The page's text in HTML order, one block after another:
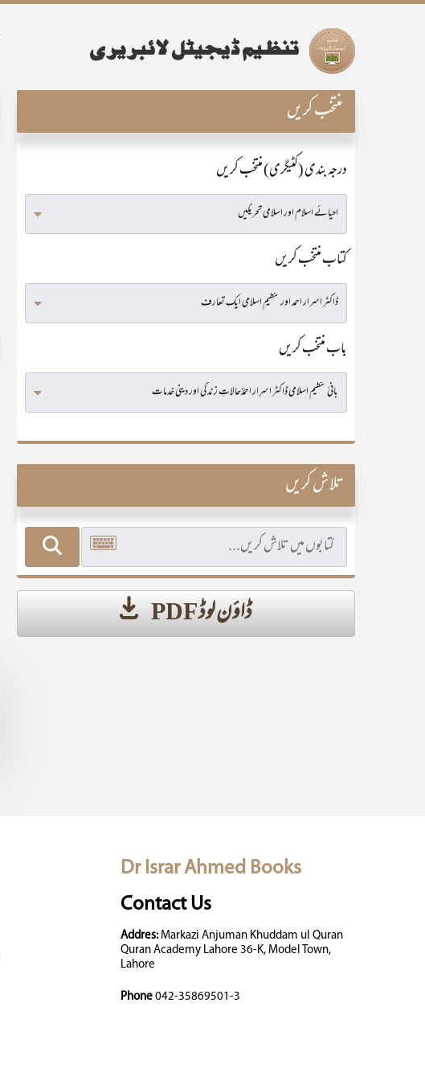
منتخب کریں
درجہ بندی (کٹیگری) منتخب کریں
کتاب منتخب کریں
باب منتخب کریں
تلاش کریں
ڈاؤن لوڈ PDF
Dr Israr Ahmed Books
Contact Us
Addres:Markazi Anjuman Khuddam ul Quran
Quran Academy Lahore 36-K, Model Town,
Lahore
Phone 042-35869501-3